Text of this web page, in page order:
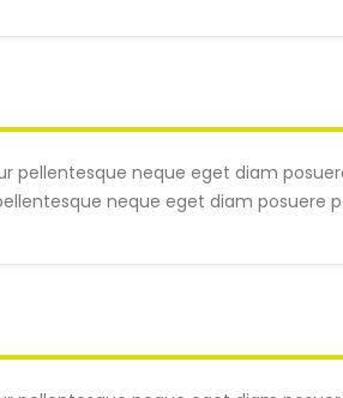
pellentesque neque eget diam
neque eget diam posuere